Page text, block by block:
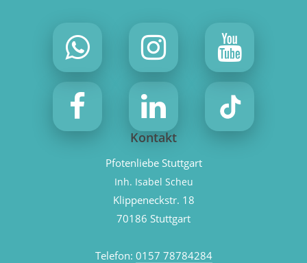
Kontakt
Pfotenliebe Stuttgart
Inh. Isabel Scheu
Klippeneckstr. 18
70186 Stuttgart
Telefon: 0157 78784284